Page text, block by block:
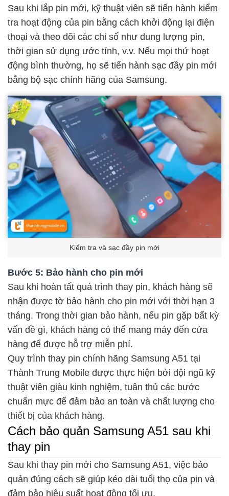
Sau khi lắp pin mới, kỹ thuật viên sẽ tiến hành kiểm
tra hoạt động của pin bằng cách khởi động lại điện
thoại và theo dõi các chỉ số như dung lượng pin,
thời gian sử dụng ước tính, v.v. Nếu mọi thứ hoạt
động bình thường, họ sẽ tiến hành sạc đầy pin mới
bằng bộ sạc chính hãng của Samsung.
Kiểm tra và sạc đầy pin mới
Bước 5: Bảo hành cho pin mới
Sau khi hoàn tất quá trình thay pin, khách hàng sẽ
nhận được tờ bảo hành cho pin mới với thời hạn 3
tháng. Trong thời gian bảo hành, nếu pin gặp bất kỳ
vấn đề gì, khách hàng có thể mang máy đến cửa
hàng để được hỗ trợ miễn phí.
Quy trình thay pin chính hãng Samsung A51 tại
Thành Trung Mobile được thực hiện bởi đội ngũ kỹ
thuật viên giàu kinh nghiệm, tuân thủ các bước
chuẩn mực để đảm bảo an toàn và chất lượng cho
thiết bị của khách hàng.
Cách bảo quản Samsung A51 sau khi
thay pin
Sau khi thay pin mới cho Samsung A51, việc bảo
quản đúng cách sẽ giúp kéo dài tuổi thọ của pin và
đảm bảo hiệu suất hoạt động tối ưu.